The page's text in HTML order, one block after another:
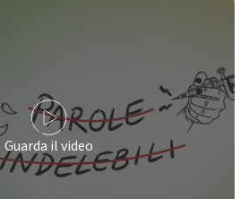
Guarda il video